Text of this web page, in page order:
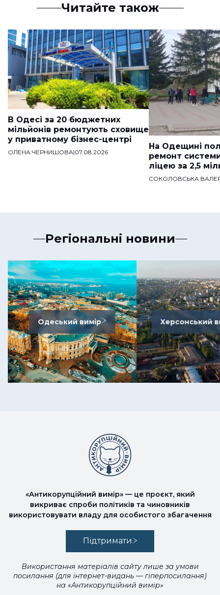
Читайте також
В Одесі за 20 бюджетних
мільйонів ремонтують сховище
у приватному бізнес-центрі
ОЛЕНА ЧЕРНИШОВА|07.08.2026
На Одещині
ремонт
ліцею за 2,5
СОКОЛОВСЬКА
Регіональні новини
Одеський вимір Херсонський
«Антикорупційний вимір» — це проєкт, який
викриває спроби політиків та чиновників
використовувати владу для особистого збагачення
Підтримати
Використання матеріалів сайту лише за умови
посилання (для інтернет-видань — гіперпосилання)
на «Антикорупційний вимір»